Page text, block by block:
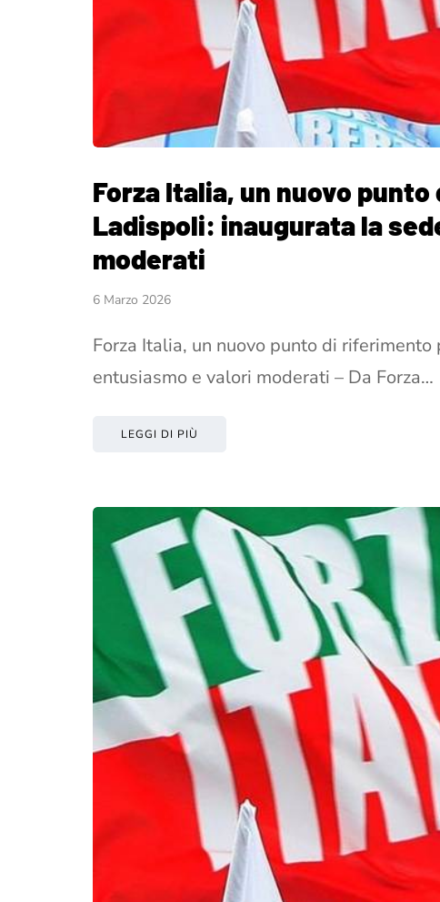
Forza Italia, un nuovo
Ladispoli: inaugurata la
moderati
6 Marzo 2026
Forza Italia, un nuovo punto di
entusiasmo e valori moderati – Da Forza…
LEGGI DI PIÙ